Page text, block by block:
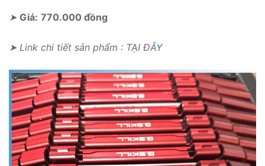
➤ Giá: 770.000 đồng
➤ Link chi tiết sản phẩm : TẠI ĐÂY